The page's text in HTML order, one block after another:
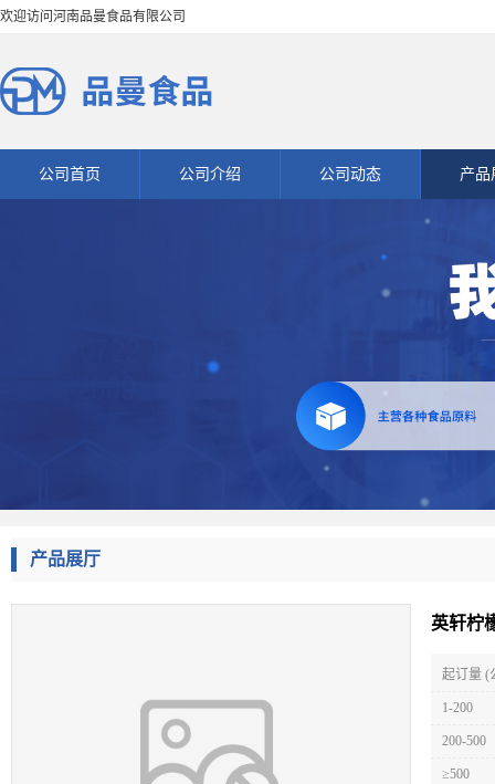
欢迎访问河南品曼食品有限公司
公司首页 公司介绍 公司动态 产品
产品展厅
英轩柠
起订量 (
1-200
200-500
≥500